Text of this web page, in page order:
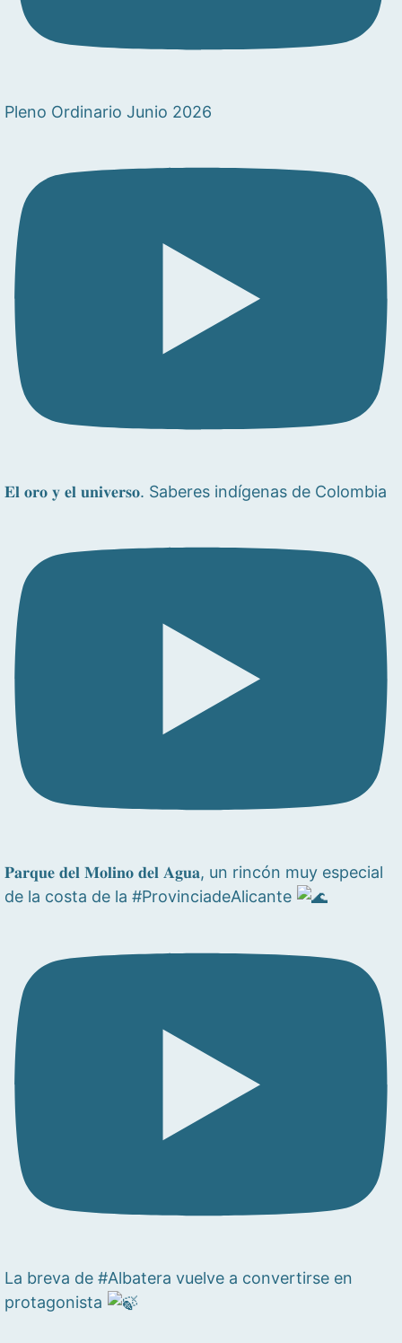
Pleno Ordinario Junio 2026
𝐄𝐥 𝐨𝐫𝐨 𝐲 𝐞𝐥 𝐮𝐧𝐢𝐯𝐞𝐫𝐬𝐨. Saberes indígenas de Colombia
𝐏𝐚𝐫𝐪𝐮𝐞 𝐝𝐞𝐥 𝐌𝐨𝐥𝐢𝐧𝐨 𝐝𝐞𝐥 𝐀𝐠𝐮𝐚, un rincón muy especial
de la costa de la #ProvinciadeAlicante
La breva de #Albatera vuelve a convertirse en
protagonista